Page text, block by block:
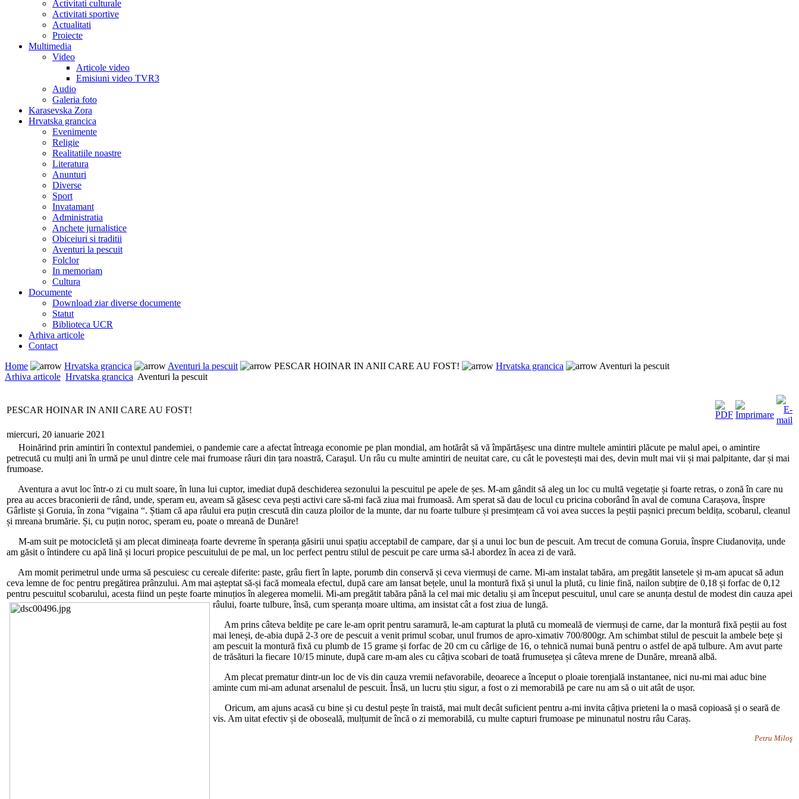
Activitati culturale
Activitati sportive
Actualitati
Proiecte
Multimedia
Video
Articole video
Emisiuni video TVR3
Audio
Galeria foto
Karasevska Zora
Hrvatska grancica
Evenimente
Religie
Realitatiile noastre
Literatura
Anunturi
Diverse
Sport
Invatamant
Administratia
Anchete jurnalistice
Obiceiuri si traditii
Aventuri la pescuit
Folclor
In memoriam
Cultura
Documente
Download ziar diverse documente
Statut
Biblioteca UCR
Arhiva articole
Contact
Home
Hrvatska grancica Aventuri la pescuit PESCAR HOINAR IN ANII CARE AU FOST! Hrvatska grancica
Aventuri la pescuit
Arhiva articole Hrvatska grancica Aventuri la pescuit
PESCAR HOINAR IN ANII CARE AU FOST!
miercuri, 20 ianuarie 2021
Hoinărind prin amintiri în contextul pandemiei, o pandemie care a afectat întreaga economie pe plan mondial, am hotărât să vă împărtășesc una dintre multele amintiri plăcute pe malul apei, o amintire
petrecută cu mulți ani în urmă pe unul dintre cele mai frumoase râuri din țara noastră, Caraşul. Un râu cu multe amintiri de neuitat care, cu cât le povestești mai des, devin mult mai vii și mai palpitante, dar și mai
frumoase.
Aventura a avut loc într-o zi cu mult soare, în luna lui cuptor, imediat după deschiderea sezonului la pescuitul pe apele de șes. M-am gândit să aleg un loc cu multă vegetație și foarte retras, o zonă în care nu
prea au acces braconierii de rând, unde, speram eu, aveam să găsesc ceva pești activi care să-mi facă ziua mai frumoasă. Am sperat să dau de locul cu pricina coborând în aval de comuna Carașova, înspre
Gârliste și Goruia, în zona “vigaina “. Știam că apa râului era puțin crescută din cauza ploilor de la munte, dar nu foarte tulbure și presimțeam că voi avea succes la peștii pașnici precum beldița, scobarul, cleanul
și mreana brumărie. Și, cu puțin noroc, speram eu, poate o mreană de Dunăre!
M-am suit pe motocicletă și am plecat dimineața foarte devreme în speranța găsirii unui spațiu acceptabil de campare, dar și a unui loc bun de pescuit. Am trecut de comuna Goruia, înspre Ciudanovița, unde
am găsit o întindere cu apă lină și locuri propice pescuitului de pe mal, un loc perfect pentru stilul de pescuit pe care urma să-l abordez în acea zi de vară.
Am momit perimetrul unde urma să pescuiesc cu cereale diferite: paste, grâu fiert în lapte, porumb din conservă și ceva viermuși de carne. Mi-am instalat tabăra, am pregătit lansetele și m-am apucat să adun
ceva lemne de foc pentru pregătirea prânzului. Am mai așteptat să-și facă momeala efectul, după care am lansat bețele, unul la montură fixă și unul la plută, cu linie fină, nailon subțire de 0,18 și forfac de 0,12
pentru pescuitul scobarului, acesta fiind un pește foarte minuțios în alegerea momelii. Mi-am pregătit tabăra până la cel mai mic detaliu și am început pescuitul, unul care se anunța destul de modest din cauza apei
râului, foarte tulbure, însă, cum speranța moare ultima, am insistat cât a fost ziua de lungă.
Am prins câteva beldițe pe care le-am oprit pentru saramură, le-am capturat la plută cu momeală de viermuși de carne, dar la montură fixă peștii au fost
mai leneși, de-abia după 2-3 ore de pescuit a venit primul scobar, unul frumos de apro-ximativ 700/800gr. Am schimbat stilul de pescuit la ambele bețe și
am pescuit la montură fixă cu plumb de 15 grame și forfac de 20 cm cu cârlige de 16, o tehnică numai bună pentru o astfel de apă tulbure. Am avut parte
de trăsături la fiecare 10/15 minute, după care m-am ales cu câțiva scobari de toată frumusețea și câteva mrene de Dunăre, mreană albă.
Am plecat prematur dintr-un loc de vis din cauza vremii nefavorabile, deoarece a început o ploaie torențială instantanee, nici nu-mi mai aduc bine
aminte cum mi-am adunat arsenalul de pescuit. Însă, un lucru știu sigur, a fost o zi memorabilă pe care nu am să o uit atât de ușor.
Oricum, am ajuns acasă cu bine și cu destul pește în traistă, mai mult decât suficient pentru a-mi invita câțiva prieteni la o masă copioasă și o seară de
vis. Am uitat efectiv și de oboseală, mulțumit de încă o zi memorabilă, cu multe capturi frumoase pe minunatul nostru râu Caraș.
Petru Miloş